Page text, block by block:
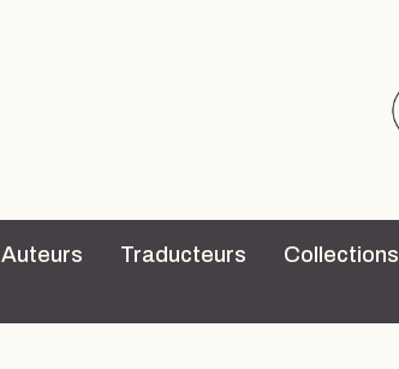
Auteurs Traducteurs Collections